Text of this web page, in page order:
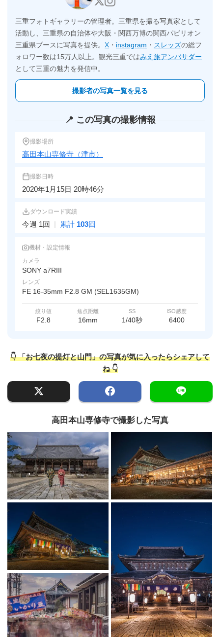
三重フォトギャラリーの管理者。三重県を撮る写真家として
活動し、三重県の自治体や大阪・関西万博の関西パビリオン
三重県ブースに写真を提供。 X ・ instagram ・ スレッズの総フ
ォロワー数は15万人以上。観光三重ではみえ旅アンバサダー
として三重の魅力を発信中。
撮影者の写真一覧を見る
📍 この写真の撮影情報
撮影場所
高田本山専修寺（津市）
撮影日時
2020年1月15日 20時46分
ダウンロード実績
今週 1回 | 累計 103回
機材・設定情報
カメラ
SONY a7RIII
レンズ
FE 16-35mm F2.8 GM (SEL1635GM)
絞り値
F2.8
焦点距離
16mm
SS
1/40秒
ISO感度
6400
👇 「お七夜の提灯と山門」の写真が気に入ったらシェアして
ね 👇
高田本山専修寺で撮影した写真